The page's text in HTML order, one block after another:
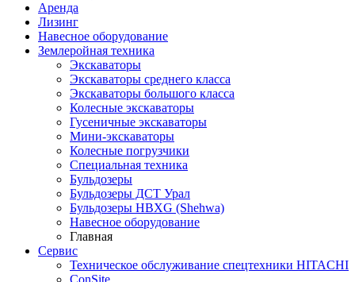
Аренда
Лизинг
Навесное оборудование
Землеройная техника
Экскаваторы
Экскаваторы среднего класса
Экскаваторы большого класса
Колесные экскаваторы
Гусеничные экскаваторы
Мини-экскаваторы
Колесные погрузчики
Специальная техника
Бульдозеры
Бульдозеры ДСТ Урал
Бульдозеры HBXG (Shehwa)
Навесное оборудование
Главная
Сервис
Техническое обслуживание спецтехники HITACHI
ConSite